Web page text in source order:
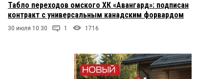
Табло переходов омского ХК «Авангард»: подписан
контракт с универсальным канадским форвардом
30 июля 10:30 1 1716